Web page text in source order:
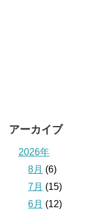
アーカイブ
2026年
8月 (6)
7月 (15)
6月 (12)